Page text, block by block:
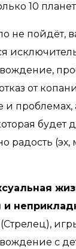
10
не пойдёт,
от
и проблемах,
будет
радость (эх,
и
(Стрелец),
с